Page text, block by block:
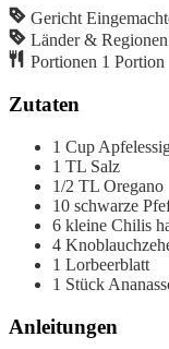
Gericht
Länder & Regionen
Portionen 1 Portion
Zutaten
1 Cup
1 TL Salz
1/2 TL Oregano
10 schwarze
6 kleine Chilis
4
1 Lorbeerblatt
1 Stück
Anleitungen